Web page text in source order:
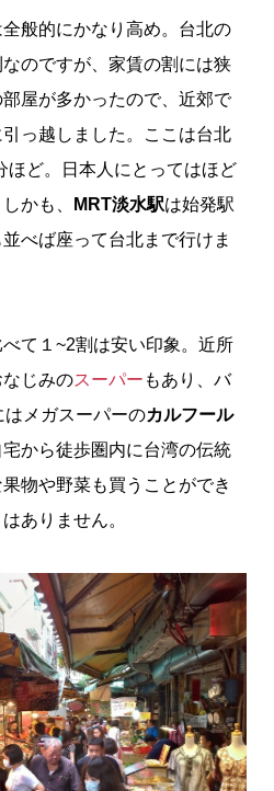
般的にかなり高め。台北の
のですが、家賃の割には狭
屋が多かったので、近郊で
っ越しました。ここは台北
ほど。日本人にとってはほど
かも、
MRT淡水駅は始発駅
べば座って台北まで行けま
て１~2割は安い印象。近所
じみのスーパー もあり、バ
はメガスーパーのカルフール
から徒歩圏内に台湾の伝統
物や野菜も買うことができ
ありません。